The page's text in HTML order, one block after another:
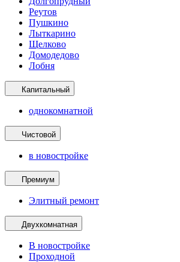
Реутов
Пушкино
Лыткарино
Щелково
Домодедово
Лобня
Капитальный
однокомнатной
Чистовой
в новостройке
Премиум
Элитный ремонт
Двухкомнатная
В новостройке
Проходной